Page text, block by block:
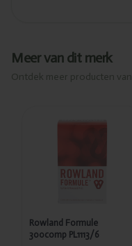
Meer van dit merk
Ontdek meer producten van
Ajouté
PL1113/6
Rowland Formule
300comp PL1113/6